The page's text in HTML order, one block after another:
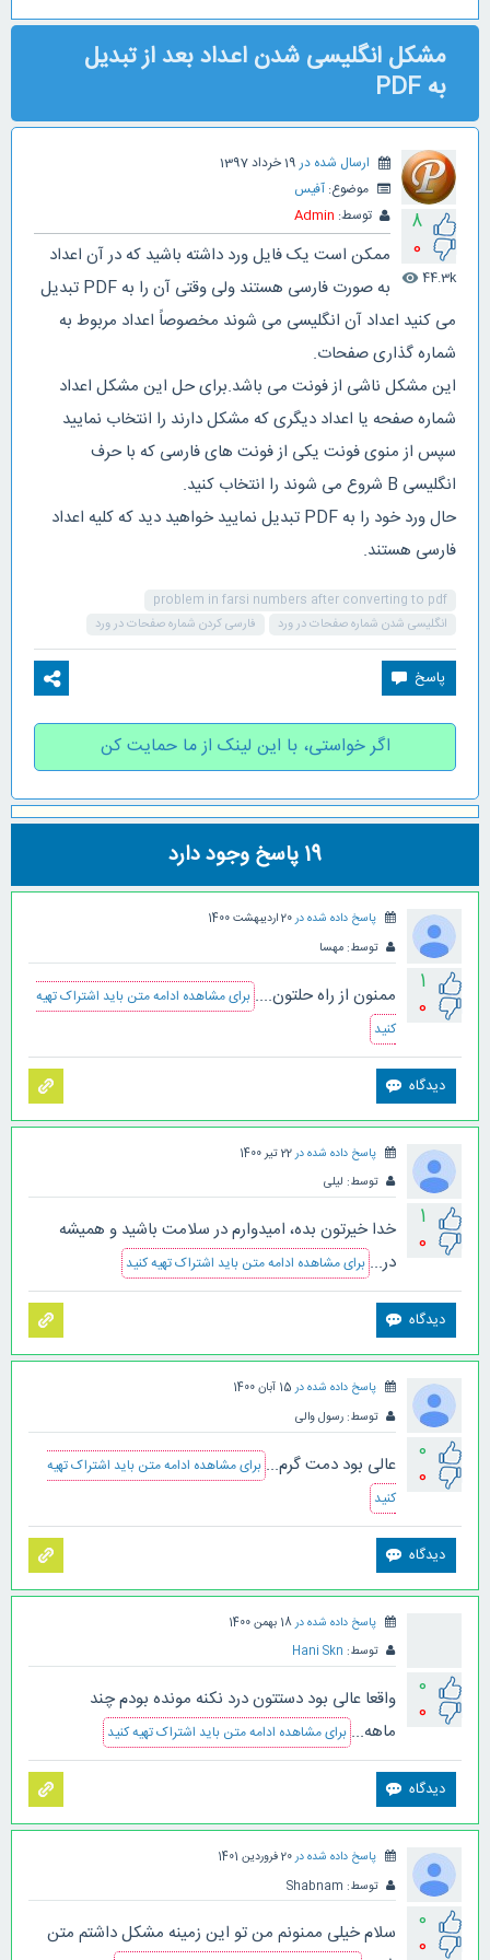
مشکل انگلیسی شدن اعداد بعد از تبدیل
به PDF
8
0
44.3k
visibility
ارسال شده در 19 خرداد 1397
موضوع: آفیس
توسط: Admin
ممکن است یک فایل ورد داشته باشید که در آن اعداد
به صورت فارسی هستند ولی وقتی آن را به PDF تبدیل
می کنید اعداد آن انگلیسی می شوند مخصوصاً اعداد مربوط به
شماره گذاری صفحات.
این مشکل ناشی از فونت می باشد.برای حل این مشکل اعداد
شماره صفحه یا اعداد دیگری که مشکل دارند را انتخاب نمایید
سپس از منوی فونت یکی از فونت های فارسی که با حرف
انگلیسی B شروع می شوند را انتخاب کنید.
حال ورد خود را به PDF تبدیل نمایید خواهید دید که کلیه اعداد
فارسی هستند.
problem in farsi numbers after converting to pdf
انگلیسی شدن شماره صفحات در ورد
فارسی کردن شماره صفحات در ورد
اگر خواستی، با این لینک از ما حمایت کن
19پاسخ وجود دارد
1
0
پاسخ داده شده در20 اردیبهشت 1400
توسط: مهسا
ممنون از راه حلتون.... برای مشاهده ادامه متن باید اشتراک تهیه
کنید
1
0
پاسخ داده شده در22 تیر 1400
توسط: لیلی
خدا خیرتون بده، امیدوارم در سلامت باشید و همیشه
در... برای مشاهده ادامه متن باید اشتراک تهیه کنید
0
0
پاسخ داده شده در 15 آبان 1400
توسط: رسول والی
عالی بود دمت گرم... برای مشاهده ادامه متن باید اشتراک تهیه
کنید
0
0
پاسخ داده شده در 18 بهمن 1400
توسط: Hani Skn
واقعا عالی بود دستتون درد نکنه مونده بودم چند
ماهه... برای مشاهده ادامه متن باید اشتراک تهیه کنید
0
0
پاسخ داده شده در20 فروردین 1401
توسط: Shabnam
سلام خیلی ممنونم من تو این زمینه مشکل داشتم متن